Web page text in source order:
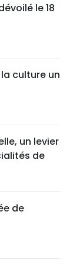
le 18
culture un
un levier
de
de